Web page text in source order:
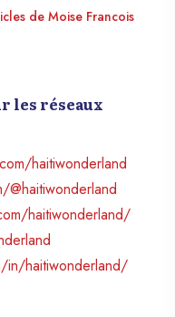
de Moise Francois
les réseaux
haitiwonderland
haitiwonderland/
in/haitiwonderland/